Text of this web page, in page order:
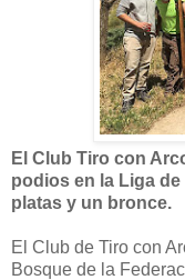
El Club Tiro con
podios en la Liga
platas y un bronce.
El Club de Tiro con
Bosque de la